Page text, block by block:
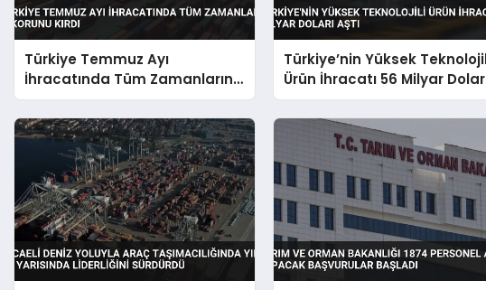
Türkiye Temmuz Ayı
İhracatında Tüm Zamanların
Rekorunu Kırdı
Türkiye’nin Yüksek
Ürün İhracatı 56 Milyar
Aştı